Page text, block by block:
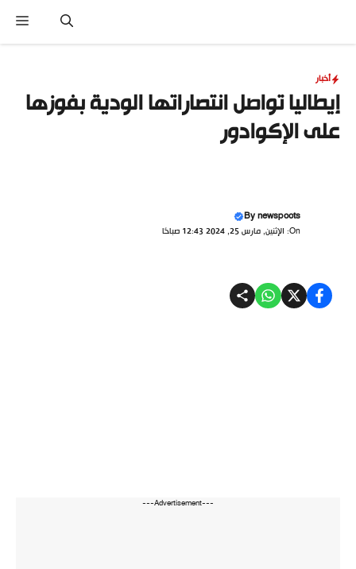
المحتوى
أخبار
إيطاليا تواصل انتصاراتها الودية بفوزها
على الإكوادور
Bynewspoots
On: الإثنين, مارس 25, 2024 12:43 صباحًا
---Advertisement---